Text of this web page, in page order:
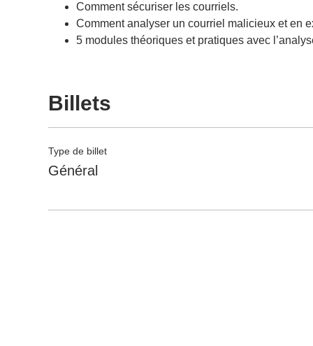
Comment sécuriser les courriels.
Comment analyser un courriel malicieux et en
5 modules théoriques et pratiques avec
Billets
Type de billet
Général